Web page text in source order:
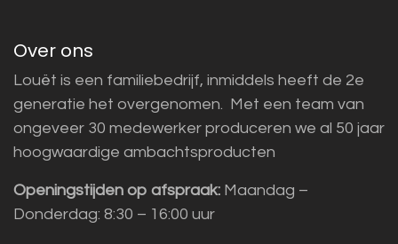
Over ons
Louët is een familiebedrijf, inmiddels heeft de 2e
generatie het overgenomen. Met een team van
ongeveer 30 medewerker produceren we al 50 jaar
hoogwaardige ambachtsproducten
Openingstijden op afspraak: Maandag –
Donderdag: 8:30 – 16:00 uur